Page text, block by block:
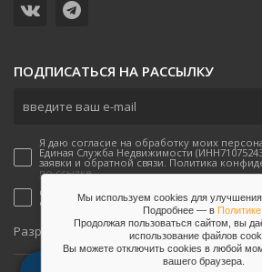
ПОДПИСАТЬСЯ НА РАССЫЛКУ
Я даю согласие на обработку моих
Единая Служба Недвижимости
заявки и обратной связи. Политика
по ссылке.
Согласен(-а) на получение рекламных
email от ООО Единая Служба
Разработаноonpeak
Мы используем cookies для улучшения
Подробнее — вПолитике
Продолжая пользоваться сайтом, вы
использование файлов
Вы можете отключить сookies в любой
вашего браузера.